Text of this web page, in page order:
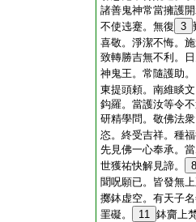
諸善鬼神常當擁護
不使迍蹇。無復 3
喜敬。淨潔不悔。
致轉勝吉無不利。
神鬼王。常隨護助
東提頭頼。南維睒
鈎羅。當護汝等令
研精學問。敬佛法
恣。終受吉祥。種
先見佛一心奉承。
世獲祐快解見諦。
8
聞呪願已。皆發無
擲鉢虚空。有天子
罣礙。
11 鉢齎上